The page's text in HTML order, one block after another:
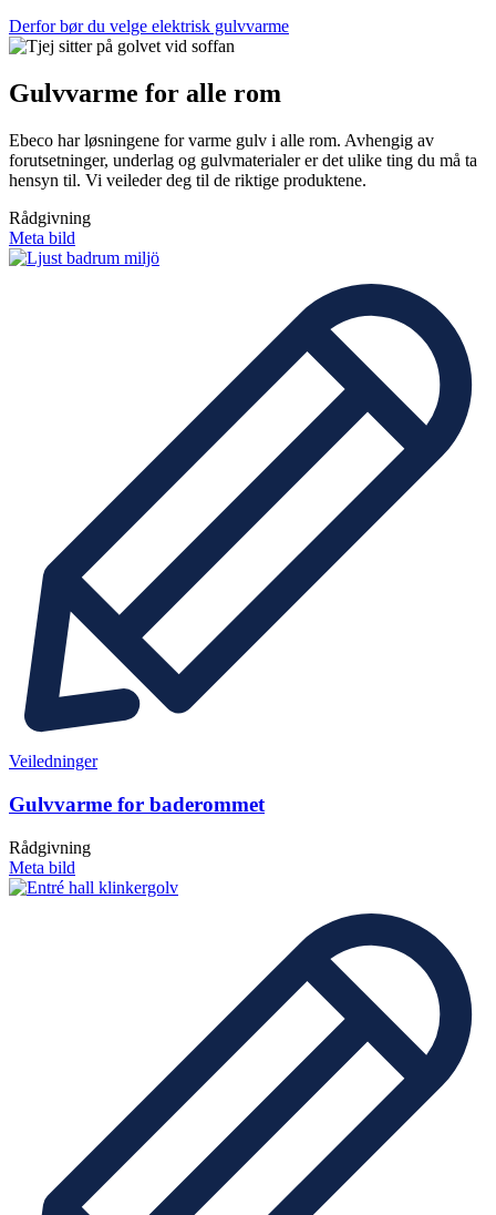
Derfor bør du velge elektrisk gulvvarme
Gulvvarme for alle rom
Ebeco har løsningene for varme gulv i alle rom. Avhengig av
forutsetninger, underlag og gulvmaterialer er det ulike ting du må ta
hensyn til. Vi veileder deg til de riktige produktene.
Rådgivning
Meta bild
Veiledninger
Gulvvarme for baderommet
Rådgivning
Meta bild